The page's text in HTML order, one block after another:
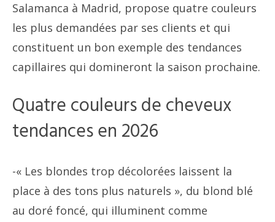
Salamanca à Madrid, propose quatre couleurs
les plus demandées par ses clients et qui
constituent un bon exemple des tendances
capillaires qui domineront la saison prochaine.
Quatre couleurs de cheveux
tendances en 2026
-« Les blondes trop décolorées laissent la
place à des tons plus naturels », du blond blé
au doré foncé, qui illuminent comme